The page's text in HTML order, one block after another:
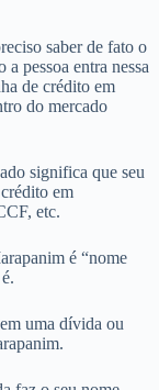
saber de fato o
pessoa entra nessa
de crédito em
do mercado
significa que seu
em
etc.
é “nome
uma dívida ou